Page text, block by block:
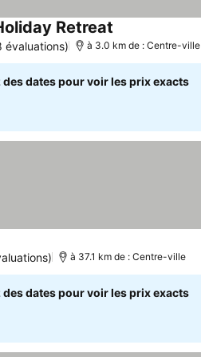
Retreat
évaluations) à 3.0 km de : Centre-ville
dates pour voir les prix exacts
les prix
à 37.1 km de : Centre-ville
dates pour voir les prix exacts